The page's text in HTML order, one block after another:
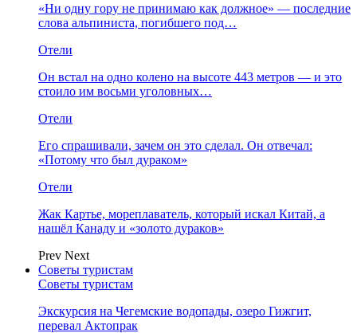
«Ни одну гору не принимаю как должное» — последние
слова альпиниста, погибшего под…
Отели
Он встал на одно колено на высоте 443 метров — и это
стоило им восьми уголовных…
Отели
Его спрашивали, зачем он это сделал. Он отвечал:
«Потому что был дураком»
Отели
Жак Картье, мореплаватель, который искал Китай, а
нашёл Канаду и «золото дураков»
Prev Next
Советы туристам
Советы туристам
Экскурсия на Чегемские водопады, озеро Гижгит,
перевал Актопрак